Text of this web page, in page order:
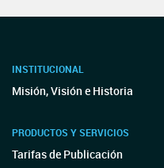
INSTITUCIONAL
Misión, Visión e Historia
PRODUCTOS Y SERVICIOS
Tarifas de Publicación